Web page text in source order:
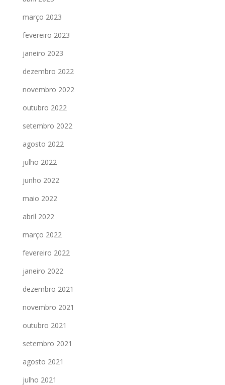
março 2023
fevereiro 2023
janeiro 2023
dezembro 2022
novembro 2022
outubro 2022
setembro 2022
agosto 2022
julho 2022
junho 2022
maio 2022
abril 2022
março 2022
fevereiro 2022
janeiro 2022
dezembro 2021
novembro 2021
outubro 2021
setembro 2021
agosto 2021
julho 2021